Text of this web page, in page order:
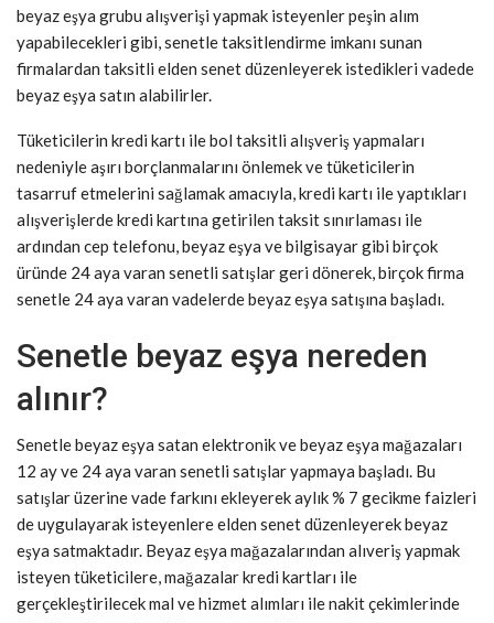
beyaz eşya grubu alışverişi yapmak isteyenler peşin alım
yapabilecekleri gibi, senetle taksitlendirme imkanı sunan
firmalardan taksitli elden senet düzenleyerek istedikleri vadede
beyaz eşya satın alabilirler.
Tüketicilerin kredi kartı ile bol taksitli alışveriş yapmaları
nedeniyle aşırı borçlanmalarını önlemek ve tüketicilerin
tasarruf etmelerini sağlamak amacıyla, kredi kartı ile yaptıkları
alışverişlerde kredi kartına getirilen taksit sınırlaması ile
ardından cep telefonu, beyaz eşya ve bilgisayar gibi birçok
üründe 24 aya varan senetli satışlar geri dönerek, birçok firma
senetle 24 aya varan vadelerde beyaz eşya satışına başladı.
Senetle beyaz eşya nereden
alınır?
Senetle beyaz eşya satan elektronik ve beyaz eşya mağazaları
12 ay ve 24 aya varan senetli satışlar yapmaya başladı. Bu
satışlar üzerine vade farkını ekleyerek aylık % 7 gecikme faizleri
de uygulayarak isteyenlere elden senet düzenleyerek beyaz
eşya satmaktadır. Beyaz eşya mağazalarından alıveriş yapmak
isteyen tüketicilere, mağazalar kredi kartları ile
gerçekleştirilecek mal ve hizmet alımları ile nakit çekimlerinde